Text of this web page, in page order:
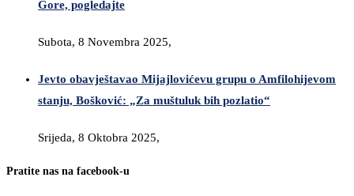
Gore, pogledajte
Subota, 8 Novembra 2025,
Jevto obavještavao Mijajlovićevu grupu o Amfilohijevom
stanju, Bošković: „Za muštuluk bih pozlatio“
Srijeda, 8 Oktobra 2025,
Pratite nas na facebook-u